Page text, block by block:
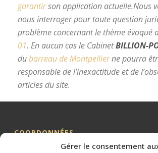
Gérer le consentement
garantirson application actuelle.Nous
nous interroger pour toute question
problème concernant le thème évoqué
01. En aucun cas le CabinetBILLION-
dubarreau de Montpellierne pourra
responsable de l’inexactitude et de
articles du site.
COORDONNÉES
Me BILLION-PORTE